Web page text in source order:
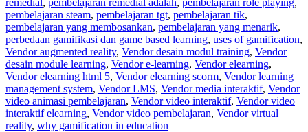
remedial, pembelajaran remedial adalah, pembelajaran role playing,
pembelajaran steam, pembelajaran tgt, pembelajaran tik,
pembelajaran yang membosankan, pembelajaran yang menarik,
perbedaan gamifikasi dan game based learning, uses of gamification,
Vendor augmented reality, Vendor desain modul training, Vendor
desain module learning, Vendor e-learning, Vendor elearning,
Vendor elearning html 5, Vendor elearning scorm, Vendor learning
management system, Vendor LMS, Vendor media interaktif, Vendor
video animasi pembelajaran, Vendor video interaktif, Vendor video
interaktif elearning, Vendor video pembelajaran, Vendor virtual
reality, why gamification in education